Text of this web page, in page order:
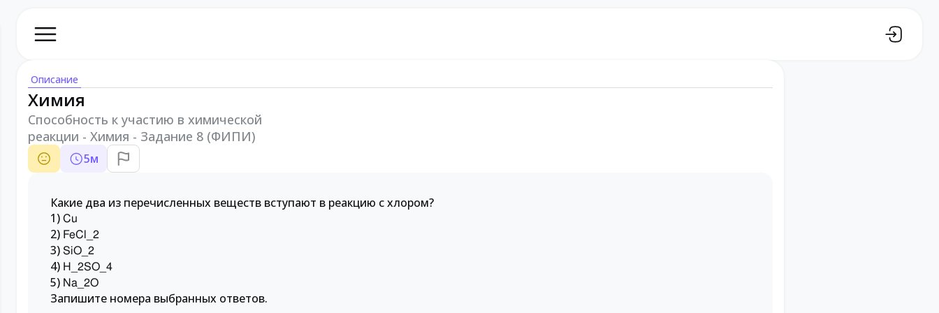
Описание
Химия
Способность к участию в химической
реакции - Химия - Задание 8 (ФИПИ)
5м
Какие два из перечисленных веществ вступают в реакцию с хлором?
1)Cu
2) FeCl_2
3)SiO_2
4) H_2SO_4
5) Na_2O
Запишите номера выбранных ответов.